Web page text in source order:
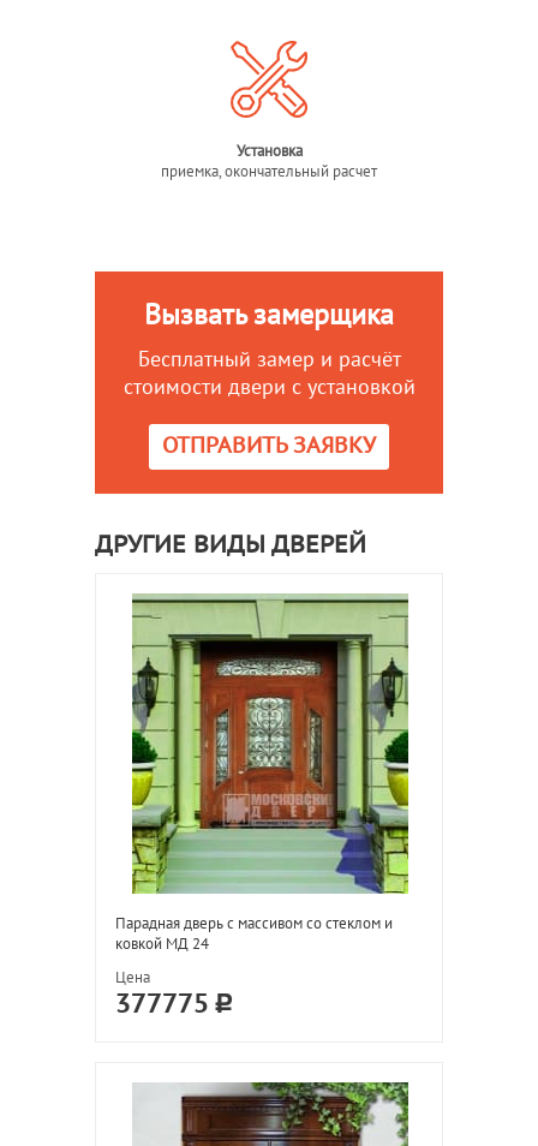
Установка
приемка, окончательный расчет
Вызвать замерщика
Бесплатный замер и расчёт
стоимости двери с установкой
ОТПРАВИТЬ ЗАЯВКУ
ДРУГИЕ ВИДЫ ДВЕРЕЙ
Парадная дверь с массивом со стеклом и
ковкой МД 24
Цена
377775